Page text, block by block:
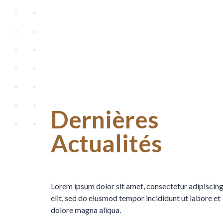
Dernières
Actualités
Lorem ipsum dolor sit amet, consectetur adipiscing
elit, sed do eiusmod tempor incididunt ut labore et
dolore magna aliqua.